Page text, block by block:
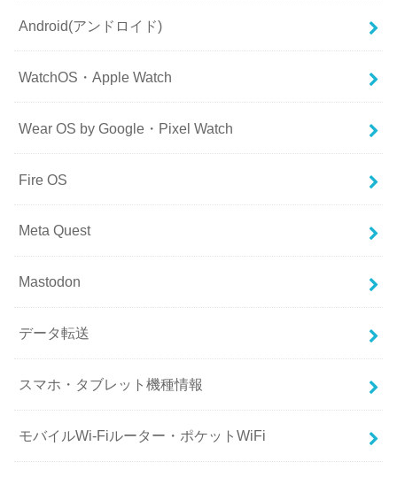
Android(アンドロイド)
WatchOS・Apple Watch
Wear OS by Google・Pixel Watch
Fire OS
Meta Quest
Mastodon
データ転送
スマホ・タブレット機種情報
モバイルWi-Fiルーター・ポケットWiFi